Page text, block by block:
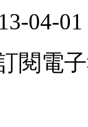
04-
閱電